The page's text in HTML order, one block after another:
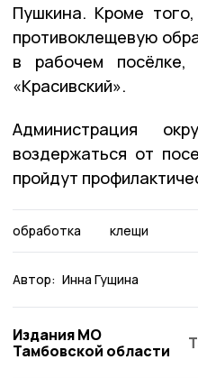
Пушкина. Кроме
противоклещевую
в рабочем посёлке,
«Красивский».
Администрация
воздержаться от
пройдут
обработка клещи
Автор: Инна Гущина
Издания МО
Тамбовской области